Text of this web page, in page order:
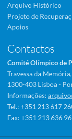
Arquivo Histórico
Projeto de
Apoios
Contactos
Comité Olímpico de
Travessa da
1300-403 Lisboa -
Informações:
Tel.: +351 213 617
Fax: +351 213 636